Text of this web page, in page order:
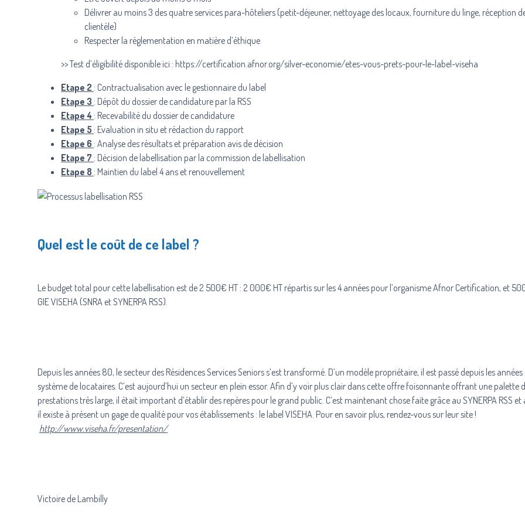
Délivrer au moins 3 des quatre services para-hôteliers (petit-déjeuner, nettoyage des locaux, fourniture du linge, réception
clientèle)
Respecter la règlementation en matière d’éthique
>> Test d’éligibilité disponible ici : https://certification.afnor.org/silver-economie/etes-vous-prets-pour-le-label-viseha
Etape 2 : Contractualisation avec le gestionnaire du label
Etape 3 : Dépôt du dossier de candidature par la RSS
Etape 4 : Recevabilité du dossier de candidature
Etape 5 : Evaluation in situ et rédaction du rapport
Etape 6 : Analyse des résultats et préparation avis de décision
Etape 7 : Décision de labellisation par la commission de labellisation
Etape 8 : Maintien du label 4 ans et renouvellement
Quel est le coût de ce label ?
Le budget total pour cette labellisation est de 2 500€ HT : 2 000€ HT répartis sur les 4 années pour l’organisme Afnor Certification, et
GIE VISEHA (SNRA et SYNERPA RSS).
Depuis les années 80, le secteur des Résidences Services Seniors s’est transformé. D’un modèle propriétaire, il est passé depuis les
système de locataires. C’est aujourd’hui un secteur en plein essor. Afin d’y voir plus clair dans cette offre foisonnante offrant une palette
prestations très large, il était important d’établir des repères pour le grand public. C’est maintenant chose faite grâce au SYNERPA RSS et
il existe à présent un gage de qualité pour vos établissements : le label VISEHA. Pour en savoir plus, rendez-vous sur leur site !
http://www.viseha.fr/presentation/
Victoire de Lambilly